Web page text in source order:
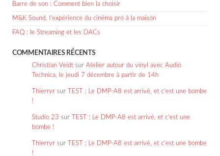
Barre de son : Comment bien la choisir
M&K Sound, l’expérience du cinéma pro à la maison
FAQ : le Streaming et les DACs
COMMENTAIRES RÉCENTS
Christian Veidt sur Atelier autour du vinyl avec Audio
Technica, le jeudi 7 décembre à partir de 14h
Thierryr sur
TEST : Le DMP-A8 est arrivé, et c’est une bombe
!
Studio 23 sur
TEST : Le DMP-A8 est arrivé, et c’est une
bombe !
Thierryr sur
TEST : Le DMP-A8 est arrivé, et c’est une bombe
!